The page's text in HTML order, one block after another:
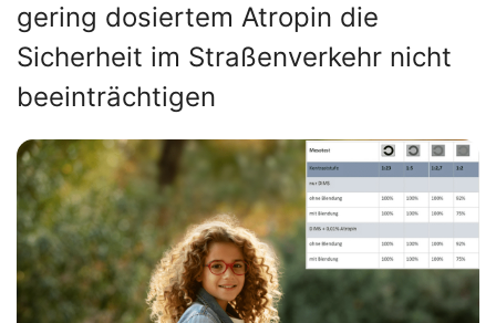
gering dosiertem Atropin die
Sicherheit im Straßenverkehr nicht
beeinträchtigen